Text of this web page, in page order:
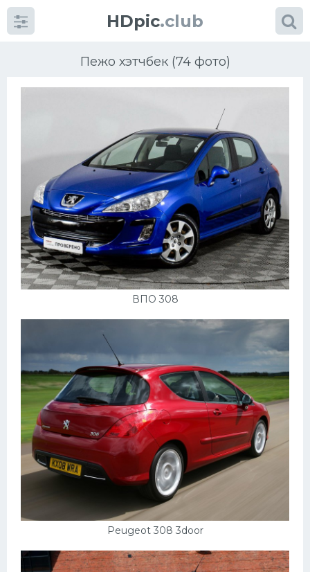
HDpic.club
Пежо хэтчбек (74 фото)
ВПО 308
Peugeot 308 3door
Категории
Разное
Автомобили
Красивые фото машин
УРАЛ
Гараж
Русские авто
Вольво
БМВ
Фольксваген